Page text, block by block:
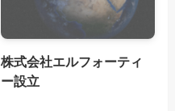
株式会社エルフォーティ
ー設立